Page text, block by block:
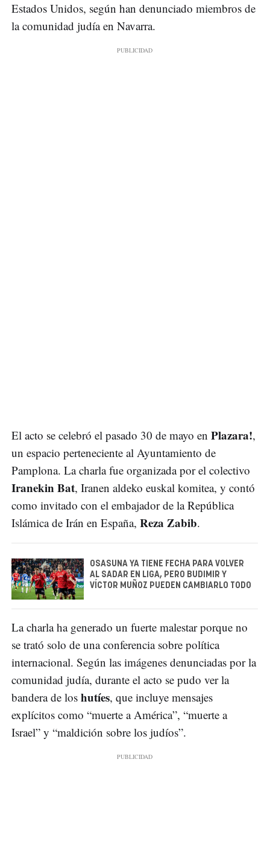
Estados Unidos, según han denunciado miembros de
la comunidad judía en Navarra.
El acto se celebró el pasado 30 de mayo en Plazara!,
un espacio perteneciente al Ayuntamiento de
Pamplona. La charla fue organizada por el colectivo
Iranekin Bat, Iranen aldeko euskal komitea, y contó
como invitado con el embajador de la República
Islámica de Irán en España, Reza Zabib.
OSASUNA YA TIENE FECHA PARA VOLVER
AL SADAR EN LIGA, PERO BUDIMIR Y
VÍCTOR MUÑOZ PUEDEN CAMBIARLO TODO
La charla ha generado un fuerte malestar porque no
se trató solo de una conferencia sobre política
internacional. Según las imágenes denunciadas por la
comunidad judía, durante el acto se pudo ver la
bandera de los hutíes, que incluye mensajes
explícitos como “muerte a América”, “muerte a
Israel” y “maldición sobre los judíos”.